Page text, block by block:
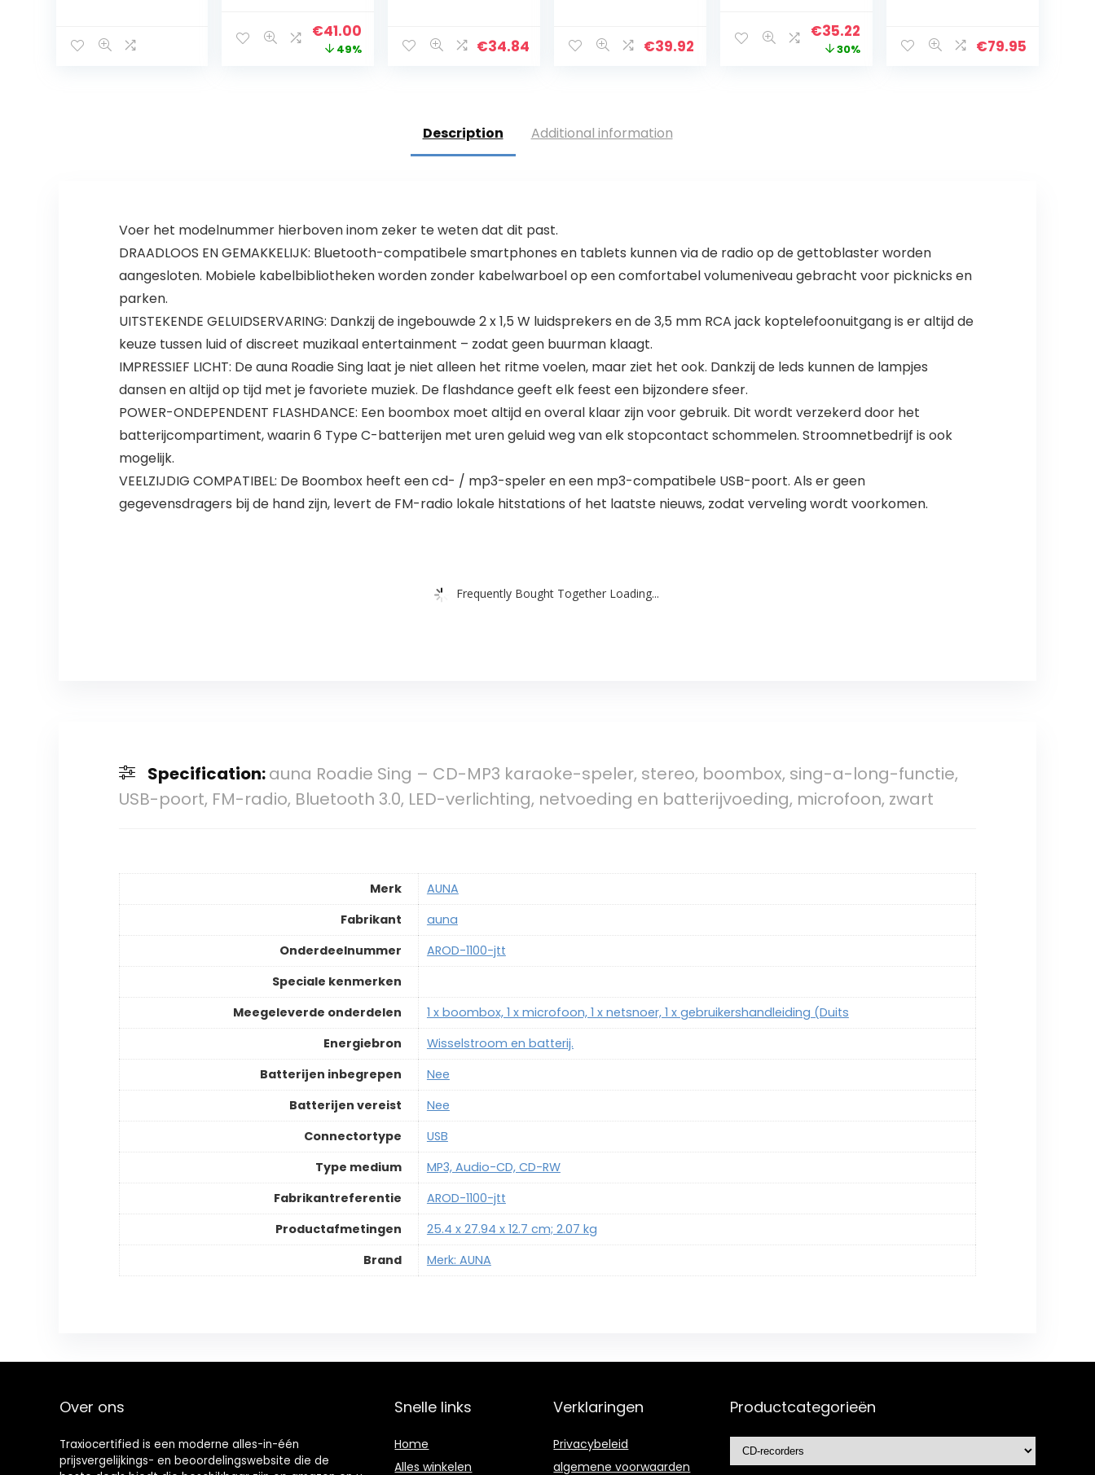
(Dynamic Bass
Boost, CD,
Shuffle/Herhale
Original
price
€41.00
price
49%
Draagbaare |
Kinderradio met
Hoofdtelefoona
ansluiting en
€34.84
hoofdtelefoona
ansluiting, cd-
compact
€39.92
Audioeingang, 3
Watt, leicht Original
price
€35.22Current
price
30% €79.95
Description Additional information
Voer het modelnummer hierboven inom zeker te weten dat dit past.
DRAADLOOS EN GEMAKKELIJK: Bluetooth-compatibele smartphones en tablets kunnen via de radio op de gettoblaster worden
aangesloten. Mobiele kabelbibliotheken worden zonder kabelwarboel op een comfortabel volumeniveau gebracht voor picknicks en
parken.
UITSTEKENDE GELUIDSERVARING: Dankzij de ingebouwde 2 x 1,5 W luidsprekers en de 3,5 mm RCA jack koptelefoonuitgang is er altijd de
keuze tussen luid of discreet muzikaal entertainment – zodat geen buurman klaagt.
IMPRESSIEF LICHT: De auna Roadie Sing laat je niet alleen het ritme voelen, maar ziet het ook. Dankzij de leds kunnen de lampjes
dansen en altijd op tijd met je favoriete muziek. De flashdance geeft elk feest een bijzondere sfeer.
POWER-ONDEPENDENT FLASHDANCE: Een boombox moet altijd en overal klaar zijn voor gebruik. Dit wordt verzekerd door het
batterijcompartiment, waarin 6 Type C-batterijen met uren geluid weg van elk stopcontact schommelen. Stroomnetbedrijf is ook
mogelijk.
VEELZIJDIG COMPATIBEL: De Boombox heeft een cd- / mp3-speler en een mp3-compatibele USB-poort. Als er geen
gegevensdragers bij de hand zijn, levert de FM-radio lokale hitstations of het laatste nieuws, zodat verveling wordt voorkomen.
Frequently Bought Together Loading...
Specification:auna Roadie Sing – CD-MP3 karaoke-speler, stereo, boombox, sing-a-long-functie,
USB-poort, FM-radio, Bluetooth 3.0, LED-verlichting, netvoeding en batterijvoeding, microfoon, zwart
Merk
‎AUNA
Fabrikant
‎auna
Onderdeelnummer
‎AROD-1100-jtt
Speciale kenmerken
Meegeleverde onderdelen
‎1 x boombox, 1 x microfoon, 1 x netsnoer, 1 x gebruikershandleiding (Duits
Energiebron
‎Wisselstroom en batterij.
Batterijen inbegrepen
‎Nee
Batterijen vereist
‎Nee
Connectortype
‎USB
Type medium
‎MP3, Audio-CD, CD-RW
Fabrikantreferentie
‎AROD-1100-jtt
Productafmetingen
‎25.4 x 27.94 x 12.7 cm; 2.07 kg
Brand
Merk: AUNA
Over ons
Traxiocertified is een moderne alles-in-één
prijsvergelijkings- en beoordelingswebsite die de
Snelle links
Home
Alles winkelen
Verklaringen
Privacybeleid
algemene voorwaarden
Productcategorieën